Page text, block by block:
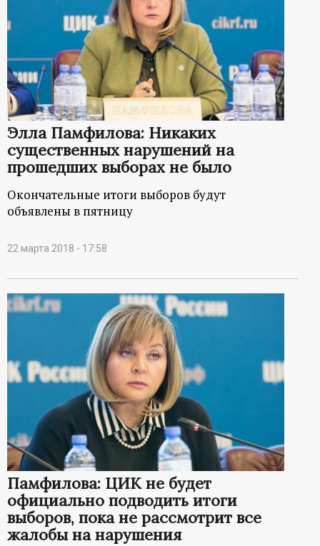
Элла Памфилова: Никаких
существенных нарушений на
прошедших выборах не было
Окончательные итоги выборов будут
объявлены в пятницу
22 марта 2018 - 17:58
Памфилова: ЦИК не будет
официально подводить итоги
выборов, пока не рассмотрит все
жалобы на нарушения